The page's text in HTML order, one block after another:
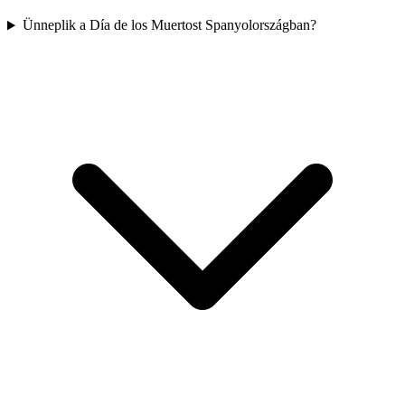
Ünneplik a Día de los Muertost Spanyolországban?